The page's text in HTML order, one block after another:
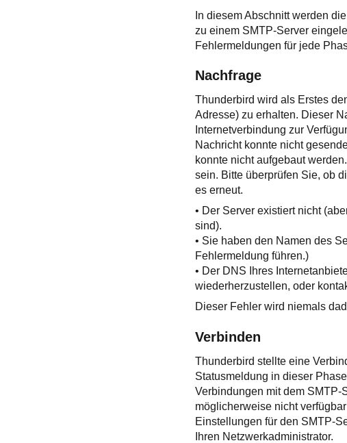
In diesem Abschnitt werden
zu einem SMTP-Server
Fehlermeldungen für jede
Nachfrage
Thunderbird wird als Erstes
Adresse) zu erhalten. Dieser
Internetverbindung zur
Nachricht konnte nicht
konnte nicht aufgebaut
sein. Bitte überprüfen Sie, ob
es erneut.
• Der Server existiert nicht
sind).
• Sie haben den Namen des
Fehlermeldung führen.)
• Der DNS Ihres
wiederherzustellen, oder
Dieser Fehler wird niemals
Verbinden
Thunderbird stellte eine
Statusmeldung in dieser
Verbindungen mit dem SMTP-
möglicherweise nicht
Einstellungen für den SMTP-
Ihren Netzwerkadministrator.